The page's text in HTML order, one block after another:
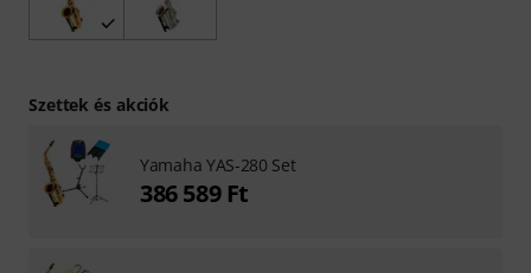
Szettek és akciók
Yamaha YAS-280 Set
386 589 Ft